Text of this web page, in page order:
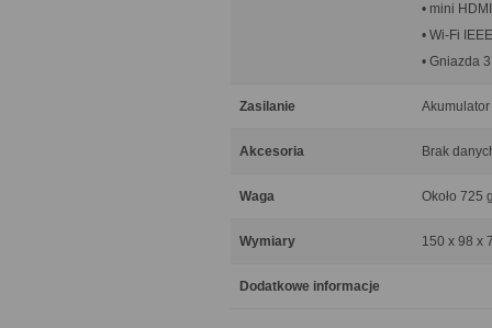
• mini HDMI
• Wi-Fi
• Gniazda
Zasilanie
Akcesoria Brak
Waga Około 725
Wymiary 150 x 98 x
Dodatkowe informacje